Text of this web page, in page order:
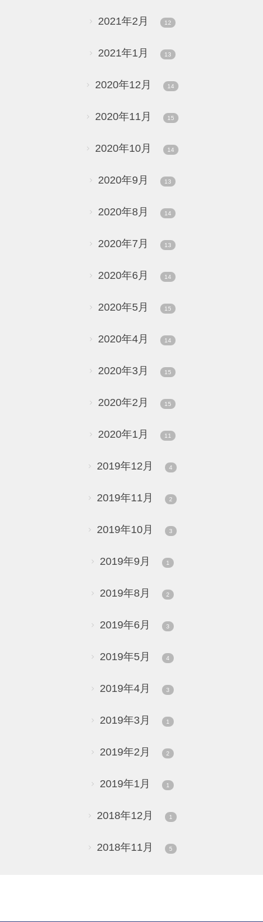
2021年2月 12
2021年1月 13
2020年12月 14
2020年11月 15
2020年10月 14
2020年9月 13
2020年8月 14
2020年7月 13
2020年6月 14
2020年5月 15
2020年4月 14
2020年3月 15
2020年2月 15
2020年1月 11
2019年12月 4
2019年11月 2
2019年10月 3
2019年9月 1
2019年8月 2
2019年6月 3
2019年5月 4
2019年4月 3
2019年3月 1
2019年2月 2
2019年1月 1
2018年12月 1
2018年11月 5